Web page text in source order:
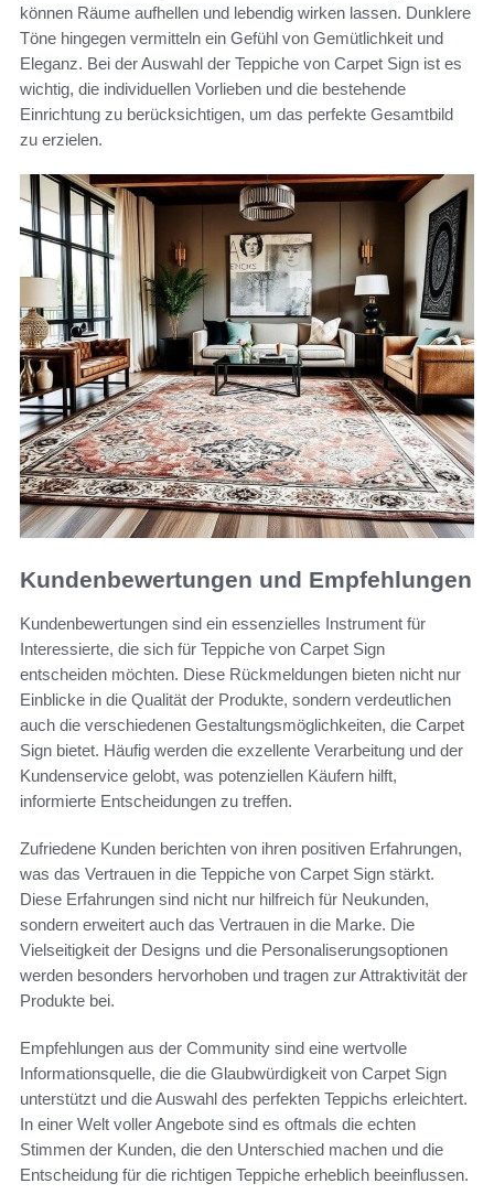
können Räume aufhellen und lebendig wirken lassen. Dunklere
Töne hingegen vermitteln ein Gefühl von Gemütlichkeit und
Eleganz. Bei der Auswahl der Teppiche von Carpet Sign ist es
wichtig, die individuellen Vorlieben und die bestehende
Einrichtung zu berücksichtigen, um das perfekte Gesamtbild
zu erzielen.
Kundenbewertungen und Empfehlungen
Kundenbewertungen sind ein essenzielles Instrument für
Interessierte, die sich für Teppiche von Carpet Sign
entscheiden möchten. Diese Rückmeldungen bieten nicht nur
Einblicke in die Qualität der Produkte, sondern verdeutlichen
auch die verschiedenen Gestaltungsmöglichkeiten, die Carpet
Sign bietet. Häufig werden die exzellente Verarbeitung und der
Kundenservice gelobt, was potenziellen Käufern hilft,
informierte Entscheidungen zu treffen.
Zufriedene Kunden berichten von ihren positiven Erfahrungen,
was das Vertrauen in die Teppiche von Carpet Sign stärkt.
Diese Erfahrungen sind nicht nur hilfreich für Neukunden,
sondern erweitert auch das Vertrauen in die Marke. Die
Vielseitigkeit der Designs und die Personaliserungsoptionen
werden besonders hervorhoben und tragen zur Attraktivität der
Produkte bei.
Empfehlungen aus der Community sind eine wertvolle
Informationsquelle, die die Glaubwürdigkeit von Carpet Sign
unterstützt und die Auswahl des perfekten Teppichs erleichtert.
In einer Welt voller Angebote sind es oftmals die echten
Stimmen der Kunden, die den Unterschied machen und die
Entscheidung für die richtigen Teppiche erheblich beeinflussen.